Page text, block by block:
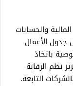
والحسابات
جدول الأعمال
باتخاذ
نظم الرقابة
التابعة.